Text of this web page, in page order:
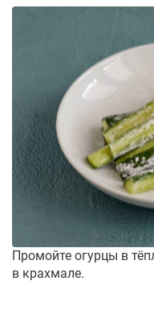
Промойте огурцы в
в крахмале.